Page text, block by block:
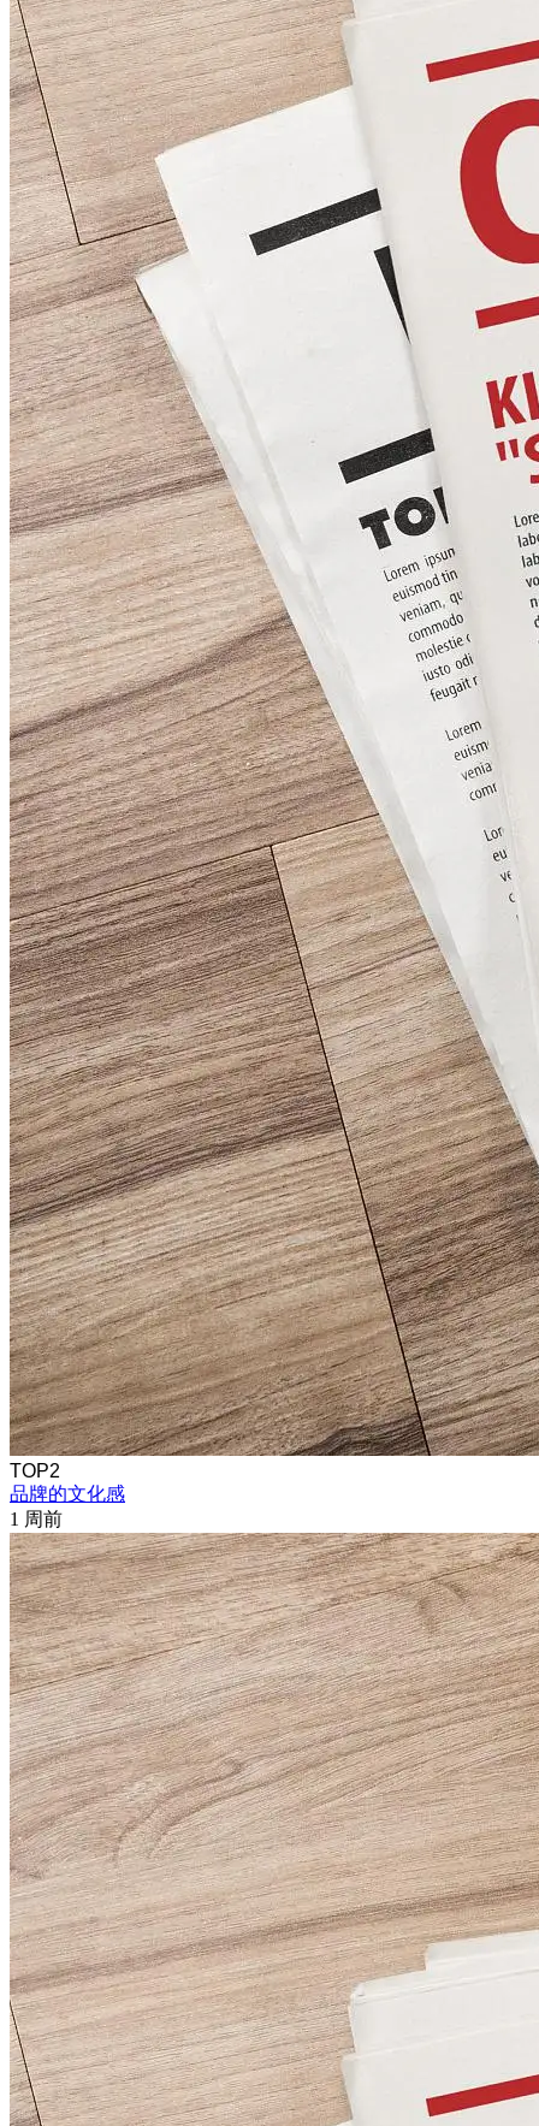
TOP2
品牌的文化感
1 周前